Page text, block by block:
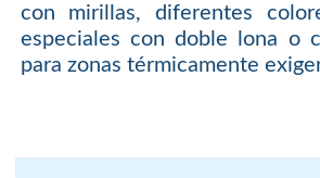
con mirillas, diferentes
especiales con doble lona o
para zonas térmicamente